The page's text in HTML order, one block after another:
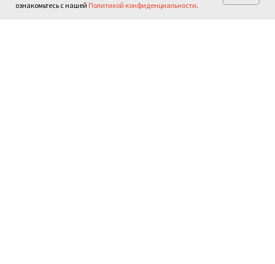
ознакомьтесь с нашей Политикой конфиденциальности.